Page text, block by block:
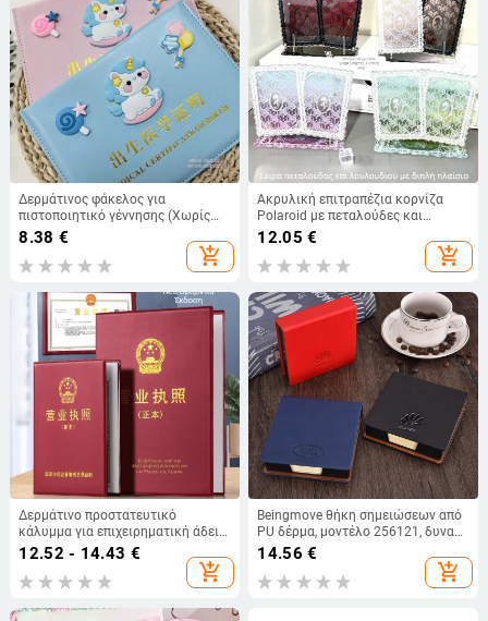
Δερμάτινος φάκελος για
πιστοποιητικό γέννησης (Χωρίς
λογότυπο · Έτοιμος για δώρο σε
φίλους · Δώρο για πανσέληνο ·
Χωρίς δυνατότητα προσαρμογής)
8.38 €
add_shopping_cart
Ακρυλική επιτραπέζια κορνίζα
Polaroid με πεταλούδες και
λουλούδια, πάχος 0,5 cm
12.05 €
add_shopping_cart
Δερμάτινο προστατευτικό
κάλυμμα για επιχειρηματική άδεια,
μη αναδιπλούμενο, τρία σε ένα,
12.52 - 14.43 €
add_shopping_cart
Beingmove θήκη σημειώσεων από
PU δέρμα, μοντέλο 256121, δυνατή
εκτύπωση λογότυπου,
14.56 €
add_shopping_cart